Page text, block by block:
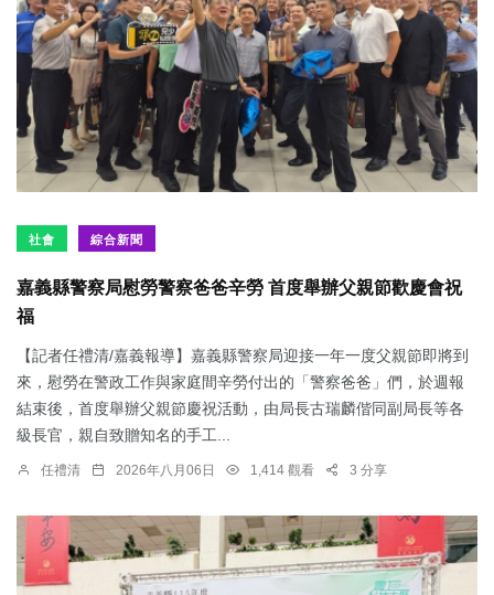
社會 綜合新聞
嘉義縣警察局慰勞警察爸爸辛勞 首度舉辦父親節歡慶會祝
福
【記者任禮清/嘉義報導】嘉義縣警察局迎接一年一度父親節即將到
來，慰勞在警政工作與家庭間辛勞付出的「警察爸爸」們，於週報
結束後，首度舉辦父親節慶祝活動，由局長古瑞麟偕同副局長等各
級長官，親自致贈知名的手工...
任禮清 2026年八月06日 1,414 觀看 3 分享